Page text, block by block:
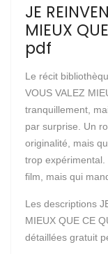
JE
MIEUX
pdf
Le récit
VOUS VALEZ
tranquillement,
par surprise. Un
originalité, mais
trop
film, mais qui
Les descriptions
MIEUX QUE CE
détaillées gratuit